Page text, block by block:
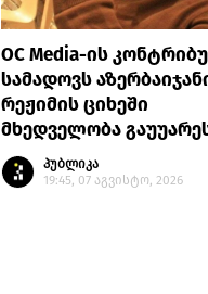
OC Media-ის
სამადოვს
რეჟიმის ციხეში
მხედველობა
პუბლიკა
19:45, 07 აგვისტო, 2026